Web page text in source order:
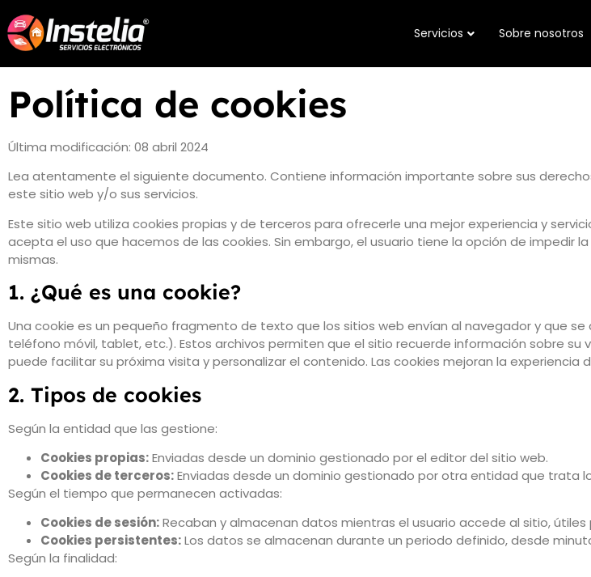
Servicios Sobre nosotros
Política de cookies
Última modificación: 08 abril 2024
Lea atentamente el siguiente documento. Contiene información importante sobre sus
este sitio web y/o sus servicios.
Este sitio web utiliza cookies propias y de terceros para ofrecerle una mejor experiencia y
acepta el uso que hacemos de las cookies. Sin embargo, el usuario tiene la opción de impedir
mismas.
1. ¿Qué es una cookie?
Una cookie es un pequeño fragmento de texto que los sitios web envían al navegador y que
teléfono móvil, tablet, etc.). Estos archivos permiten que el sitio recuerde información sobre su
puede facilitar su próxima visita y personalizar el contenido. Las cookies mejoran la experiencia
2. Tipos de cookies
Según la entidad que las gestione:
Cookies propias:Enviadas desde un dominio gestionado por el editor del sitio web.
Cookies de terceros:Enviadas desde un dominio gestionado por otra entidad que trata
Según el tiempo que permanecen activadas:
Cookies de sesión:Recaban y almacenan datos mientras el usuario accede al sitio, útiles
Cookies persistentes:Los datos se almacenan durante un periodo definido, desde
Según la finalidad: